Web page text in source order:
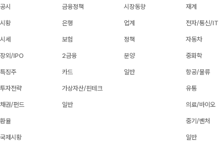
공시
시황
시세
장외/IPO
특징주
투자전략
채권/펀드
환율
국제시황
금융정책
은행
보험
2금융
카드
가상자산/핀테크
일반
시장동향
업계
정책
분양
일반
재계
전자/통신/IT
자동차
중화학
항공/물류
유통
의료/바이오
중기/벤처
일반